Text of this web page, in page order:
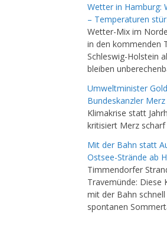
Wetter in Hamburg:
– Temperaturen
Wetter-Mix im
in den kommenden
Schleswig-Holstein
bleiben
Umweltminister
Bundeskanzler Merz
Klimakrise statt
kritisiert Merz
Mit der Bahn statt
Ostsee-Strände ab
Timmendorfer
Travemünde: Diese
mit der Bahn
spontanen